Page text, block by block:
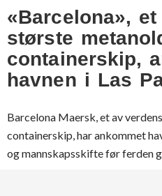
«Barcelona»,
største
containerskip,
havnen i Las
Barcelona Maersk, et av
containerskip, har ankommet
og mannskapsskifte før ferden